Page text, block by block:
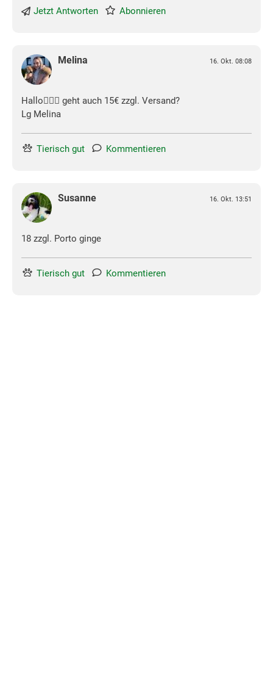
Jetzt Antworten Abonnieren
Melina 16. Okt. 08:08
Hallo🙋🏼‍♀️ geht auch 15€ zzgl. Versand?
Lg Melina
Tierisch gut Kommentieren
Susanne 16. Okt. 13:51
18 zzgl. Porto ginge
Tierisch gut Kommentieren